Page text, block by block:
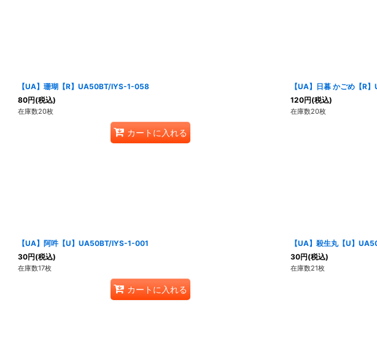
【UA】珊瑚【R】UA50BT/IYS-1-058
80円(税込)
在庫数20枚
カートに入れる
【UA】日暮 かごめ【R
120円(税込)
在庫数20枚
【UA】阿吽【U】UA50BT/IYS-1-001
30円(税込)
在庫数17枚
カートに入れる
【UA】殺生丸【U】
30円(税込)
在庫数21枚